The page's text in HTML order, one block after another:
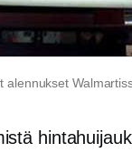
alennukset